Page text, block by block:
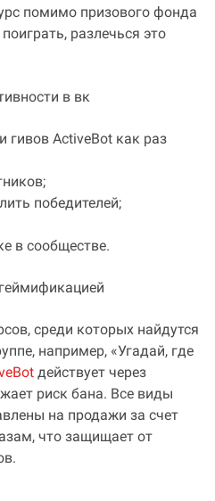
помимо призового фонда
разлечься это
гивов ActiveBot как раз
победителей;
в сообществе.
среди которых найдутся
например, «Угадай, где
действует через
риск бана. Все виды
на продажи за счет
что защищает от